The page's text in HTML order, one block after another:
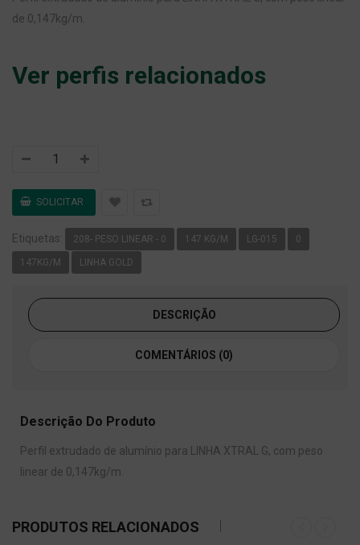
de 0,147kg/m.
Ver perfis relacionados
Etiquetas: 208- PESO LINEAR - 0 147 KG/M LG-015 0
147KG/M LINHA GOLD
DESCRIÇÃO
COMENTÁRIOS (0)
Descrição Do Produto
Perfil extrudado de alumínio para LINHA XTRAL G, com peso
linear de 0,147kg/m.
PRODUTOS RELACIONADOS